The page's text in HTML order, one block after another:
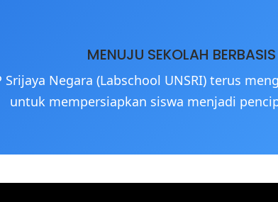
MENUJU SEKOLAH
Srijaya Negara (Labschool UNSRI) terus
untuk mempersiapkan siswa menjadi